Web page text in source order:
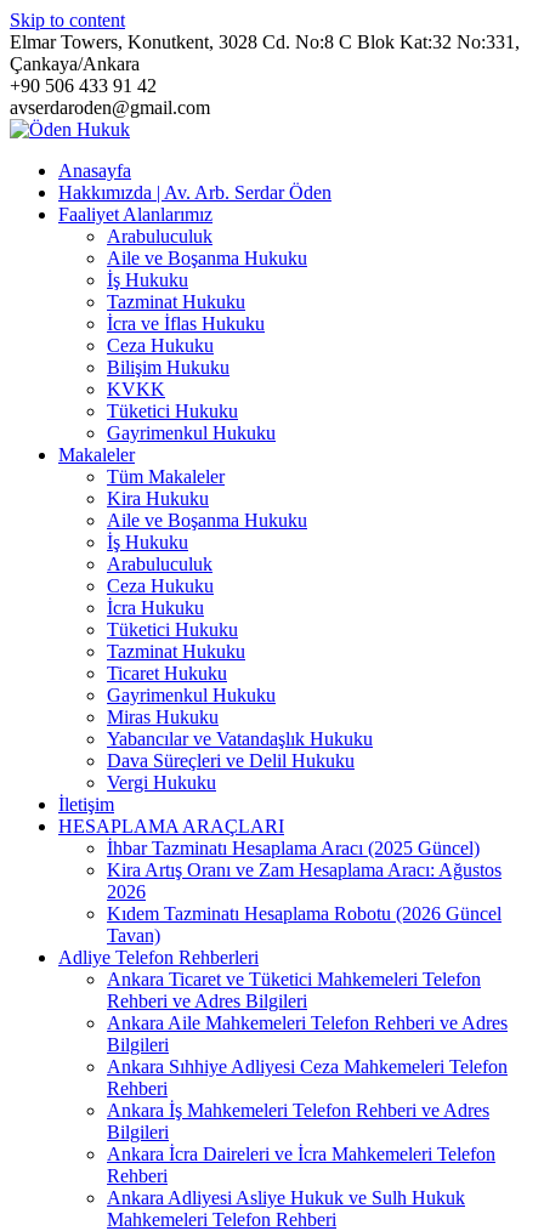
Skip to content
Elmar Towers, Konutkent, 3028 Cd. No:8 C Blok Kat:32 No:331,
Çankaya/Ankara
+90 506 433 91 42
avserdaroden@gmail.com
Anasayfa
Hakkımızda | Av. Arb. Serdar Öden
Faaliyet Alanlarımız
Arabuluculuk
Aile ve Boşanma Hukuku
İş Hukuku
Tazminat Hukuku
İcra ve İflas Hukuku
Ceza Hukuku
Bilişim Hukuku
KVKK
Tüketici Hukuku
Gayrimenkul Hukuku
Makaleler
Tüm Makaleler
Kira Hukuku
Aile ve Boşanma Hukuku
İş Hukuku
Arabuluculuk
Ceza Hukuku
İcra Hukuku
Tüketici Hukuku
Tazminat Hukuku
Ticaret Hukuku
Gayrimenkul Hukuku
Miras Hukuku
Yabancılar ve Vatandaşlık Hukuku
Dava Süreçleri ve Delil Hukuku
Vergi Hukuku
İletişim
HESAPLAMA ARAÇLARI
İhbar Tazminatı Hesaplama Aracı (2025 Güncel)
Kira Artış Oranı ve Zam Hesaplama Aracı: Ağustos
2026
Kıdem Tazminatı Hesaplama Robotu (2026 Güncel
Tavan)
Adliye Telefon Rehberleri
Ankara Ticaret ve Tüketici Mahkemeleri Telefon
Rehberi ve Adres Bilgileri
Ankara Aile Mahkemeleri Telefon Rehberi ve Adres
Bilgileri
Ankara Sıhhiye Adliyesi Ceza Mahkemeleri Telefon
Rehberi
Ankara İş Mahkemeleri Telefon Rehberi ve Adres
Bilgileri
Ankara İcra Daireleri ve İcra Mahkemeleri Telefon
Rehberi
Ankara Adliyesi Asliye Hukuk ve Sulh Hukuk
Mahkemeleri Telefon Rehberi